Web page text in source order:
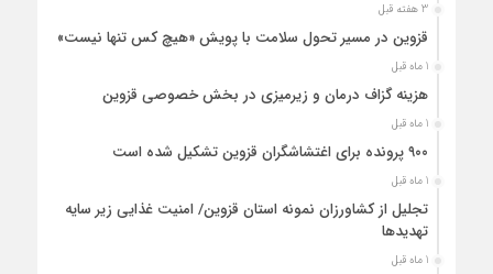
3 هفته قبل
قزوین در مسیر تحول سلامت با پویش «هیچ‌ کس تنها نیست»
1 ماه قبل
هزینه‌ گزاف درمان و زیرمیزی در بخش خصوصی قزوین
1 ماه قبل
۹۰۰ پرونده برای اغتشاشگران قزوین تشکیل شده است
1 ماه قبل
تجلیل از کشاورزان نمونه استان قزوین/ امنیت غذایی زیر سایه
تهدیدها
1 ماه قبل